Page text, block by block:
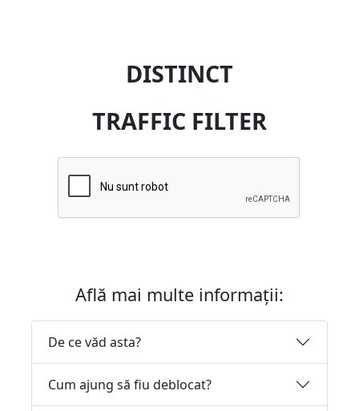
DISTINCT
TRAFFIC FILTER
Află mai multe informații:
De ce văd asta?
Cum ajung să fiu deblocat?